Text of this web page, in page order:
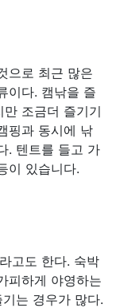
으로 최근 많은
이다. 캠낚을 즐
조금더 즐기기
핑과 동시에 낚
. 텐트를 들고 가
이 있습니다.
고도 한다. 숙박
피하게 야영하는
는 경우가 많다.